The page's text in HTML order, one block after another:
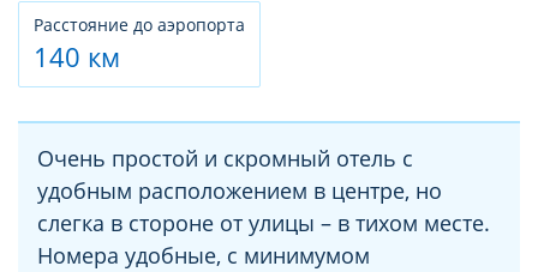
Расстояние до аэропорта
140 км
Очень простой и скромный отель с
удобным расположением в центре, но
слегка в стороне от улицы – в тихом месте.
Номера удобные, с минимумом